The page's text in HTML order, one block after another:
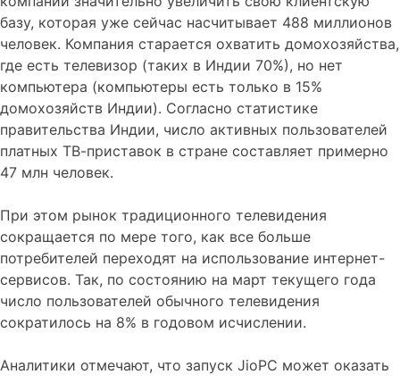
базу, которая уже сейчас насчитывает 488 миллионов
человек. Компания старается охватить домохозяйства,
где есть телевизор (таких в Индии 70%), но нет
компьютера (компьютеры есть только в 15%
домохозяйств Индии). Согласно статистике
правительства Индии, число активных пользователей
платных ТВ-приставок в стране составляет примерно
47 млн человек.
При этом рынок традиционного телевидения
сокращается по мере того, как все больше
потребителей переходят на использование интернет-
сервисов. Так, по состоянию на март текущего года
число пользователей обычного телевидения
сократилось на 8% в годовом исчислении.
Аналитики отмечают, что запуск JioPC может оказать